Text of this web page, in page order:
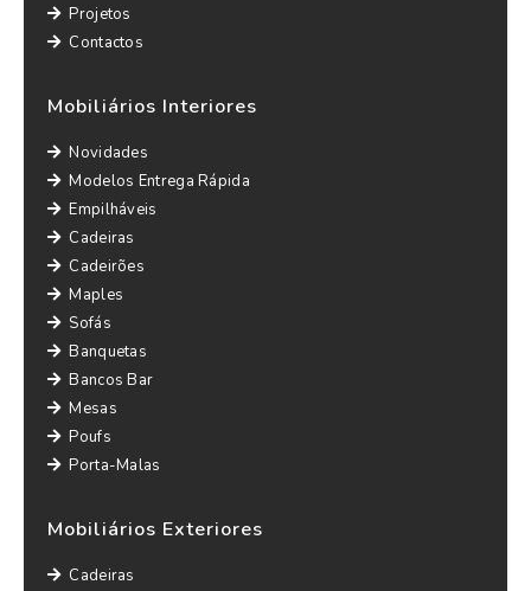
Projetos
Contactos
Mobiliários Interiores
Novidades
Modelos Entrega Rápida
Empilháveis
Cadeiras
Cadeirões
Maples
Sofás
Banquetas
Bancos Bar
Mesas
Poufs
Porta-Malas
Mobiliários Exteriores
Cadeiras